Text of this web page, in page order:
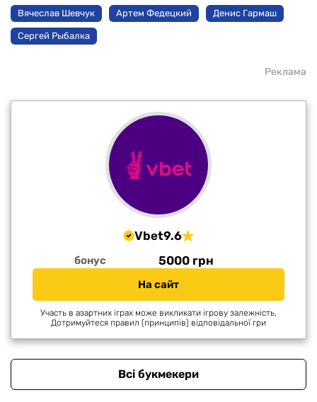
Вячеслав Шевчук Артем Федецкий Денис Гармаш
Сергей Рыбалка
Реклама
Vbet9.6
бонус 5000 грн
На сайт
Участь в азартних іграх може викликати ігрову залежність.
Дотримуйтеся правил (принципів) відповідальної гри
Всі букмекери